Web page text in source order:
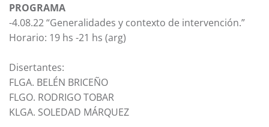
PROGRAMA
-4.08.22 “Generalidades y contexto de intervención.”
Horario: 19 hs -21 hs (arg)
Disertantes:
FLGA. BELÉN BRICEÑO
FLGO. RODRIGO TOBAR
KLGA. SOLEDAD MÁRQUEZ